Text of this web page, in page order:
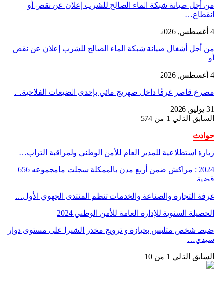
من أجل صيانة شبكة الماء الصالح للشرب إعلان عن نقص أو
انقطاع…
4 أغسطس, 2026
من أجل أشغال صيانة شبكة الماء الصالح للشرب إعلان عن نقص
أو…
4 أغسطس, 2026
مصرع قاصر غرقًا داخل صهريج مائي بإحدى الضيعات الفلاحية…
31 يوليو, 2026
السابق التالي 1 من 574
حوادث
زيارة استطلاعية للمدير العام للأمن الوطني ولمراقبة التراب…
2024 : مراكش ضمن أربع مدن بالممكلة سجلت مامجموعه 656
قضية…
غرفة التجارة والصناعة والخدمات تنظم المنتدى الجهوي الأول…
الحصيلة السنوية للإدارة العامة للأمن الوطني 2024
ضبط شخص متلبس بحيازة و ترويج مخدر الشيرا على مستوى دوار
سيدي…
السابق التالي 1 من 10